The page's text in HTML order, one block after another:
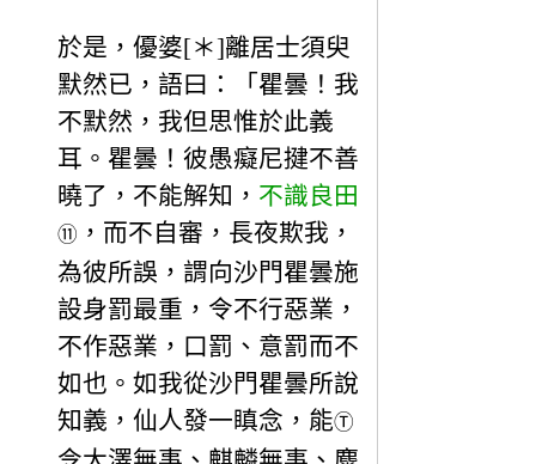
於是，優婆[＊]離居士須臾
默然已，語曰：「瞿曇！我
不默然，我但思惟於此義
耳。瞿曇！彼愚癡尼揵不善
曉了，不能解知， 不識良田
⑪ ，而不自審，長夜欺我，
為彼所誤，謂向沙門瞿曇施
設身罰最重，令不行惡業，
不作惡業，口罰、意罰而不
如也。如我從沙門瞿曇所說
知義，仙人發一瞋念，能Ⓣ